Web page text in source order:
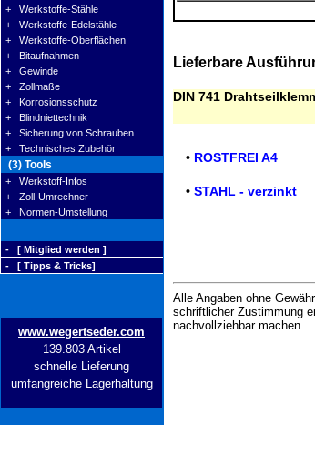
+ Werkstoffe-Stähle
+ Werkstoffe-Edelstähle
+ Werkstoffe-Oberflächen
+ Bitaufnahmen
+ Gewinde
+ Zollmaße
+ Korrosionsschutz
+ Blindniettechnik
+ Sicherung von Schrauben
+ Technisches Zubehör
(3) Tools
+ Werkstoff-Infos
+ Zoll-Umrechner
+ Normen-Umstellung
- [ Mitglied werden ]
- [ Tipps & Tricks]
www.wegertseder.com
139.803 Artikel
schnelle Lieferung
umfangreiche Lagerhaltung
Lieferbare
DIN 741
• ROSTFREI A4
• STAHL - verzinkt
Alle Angaben ohne
schriftlicher Zustimmung
nachvollziehbar machen.